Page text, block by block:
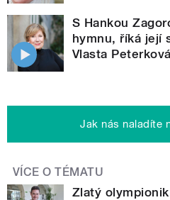
S Hankou
hymnu, říká její
Vlasta Peterková
Jak nás naladíte
VÍCE O TÉMATU
Zlatý